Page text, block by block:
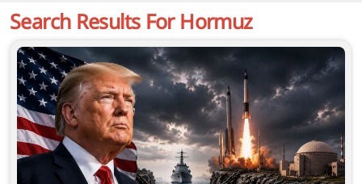
Search Results For Hormuz